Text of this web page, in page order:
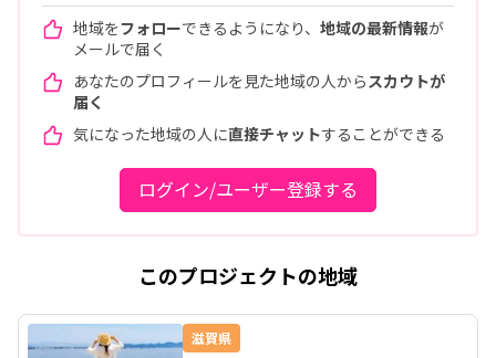
地域をフォローできるようになり、 地域の最新情報が
メールで届く
あなたのプロフィールを見た地域の人から スカウトが
届く
気になった地域の人に直接チャットすることができる
ログイン/ユーザー登録する
このプロジェクトの地域
滋賀県